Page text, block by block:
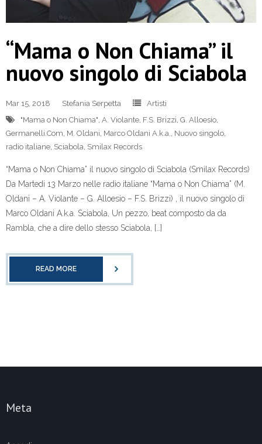
“Mama o Non Chiama” il
nuovo singolo di Sciabola
Mar 15, 2018 Stefania Serpetta
Artisti
"Mama o Non Chiama" A. Violante F.S. Brizzi G. Alloesio
Germanelli.Com M. Oldani Marco Oldani A.k.a. Nuovo singolo
radio italiane Sciabola Smilax Records
“Mama o Non Chiama” il nuovo singolo di Sciabola (Smilax Records)
Da Martedi 13 Marzo nelle radio italiane “Mama o Non Chiama” (M.
Oldani – A. Violante – G. Alloesio – F.S. Brizzi) , il nuovo singolo di
Marco Oldani A.k.a. Sciabola, Un pezzo, beat composto da da
Rambla, che a dire dello stesso Sciabola, […]
READ MORE
Meta